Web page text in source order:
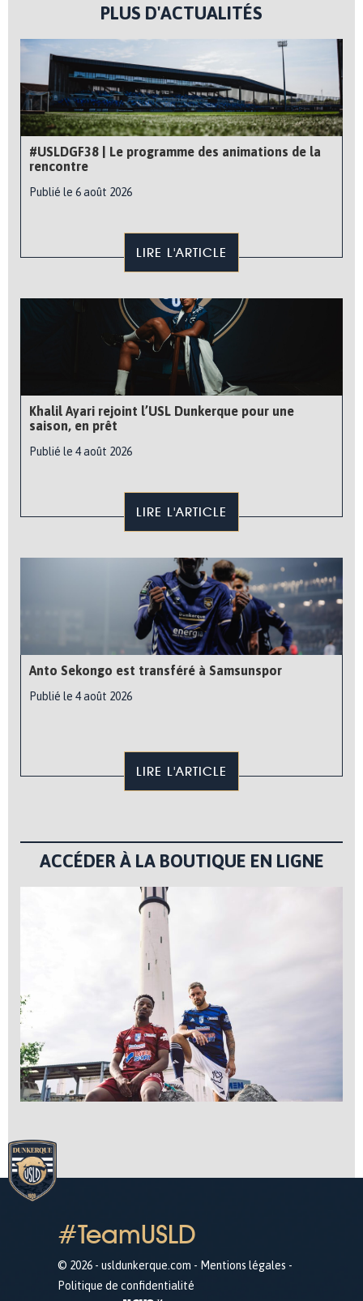
PLUS D'ACTUALITÉS
#USLDGF38 | Le programme des animations de la
rencontre
Publié le 6 août 2026
LIRE L'ARTICLE
Khalil Ayari rejoint l’USL Dunkerque pour une
saison, en prêt
Publié le 4 août 2026
LIRE L'ARTICLE
Anto Sekongo est transféré à Samsunspor
Publié le 4 août 2026
LIRE L'ARTICLE
ACCÉDER À LA BOUTIQUE EN LIGNE
#TeamUSLD
© 2026 - usldunkerque.com - Mentions légales -
Politique de confidentialité